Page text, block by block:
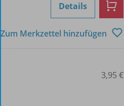
Details
Zum Merkzettel hinzufügen
3,95 €